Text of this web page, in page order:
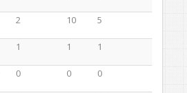
2 10 5
1 1 1
0 0 0